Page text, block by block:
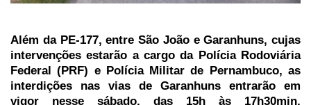
Além da PE-177, entre São João e Garanhuns, cujas
intervenções estarão a cargo da Polícia Rodoviária
Federal (PRF) e Polícia Militar de Pernambuco, as
interdições nas vias de Garanhuns entrarão em
vigor nesse sábado, das 15h às 17h30min,